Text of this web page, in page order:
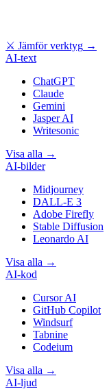
⚔ Jämför verktyg →
AI-text
ChatGPT
Claude
Gemini
Jasper AI
Writesonic
Visa alla →
AI-bilder
Midjourney
DALL-E 3
Adobe Firefly
Stable Diffusion
Leonardo AI
Visa alla →
AI-kod
Cursor AI
GitHub Copilot
Windsurf
Tabnine
Codeium
Visa alla →
AI-ljud